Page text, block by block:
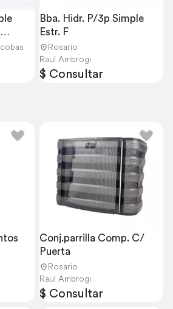
Bba. Hidr. P/3p Simple
Estr. F
Rosario
Raul Ambrogi
$ Consultar
Conj.parrilla Comp. C/
Puerta
Rosario
Raul Ambrogi
$ Consultar